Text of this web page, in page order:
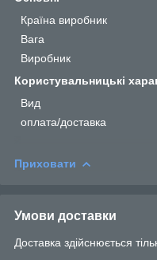
Країна виробник
Вага
Виробник
Користувальницькі
Вид
оплата/доставка
Приховати
Умови доставки
Доставка здійснюється